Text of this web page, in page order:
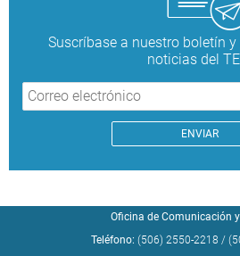
Suscríbase a nuestro boletín
noticias del
Oficina de Comunicación
Teléfono: (506) 2550-2218 /